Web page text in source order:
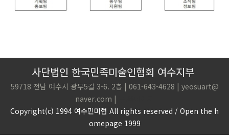
사단법인 한국민족미술인협회 여수지부
59718 전남 여수시 광무5길 3-6. 2층 | 061-643-4628 | yeosuart@
naver.com |
Copyright(c) 1994 여수민미협 All rights reserved / Open the h
omepage 1999